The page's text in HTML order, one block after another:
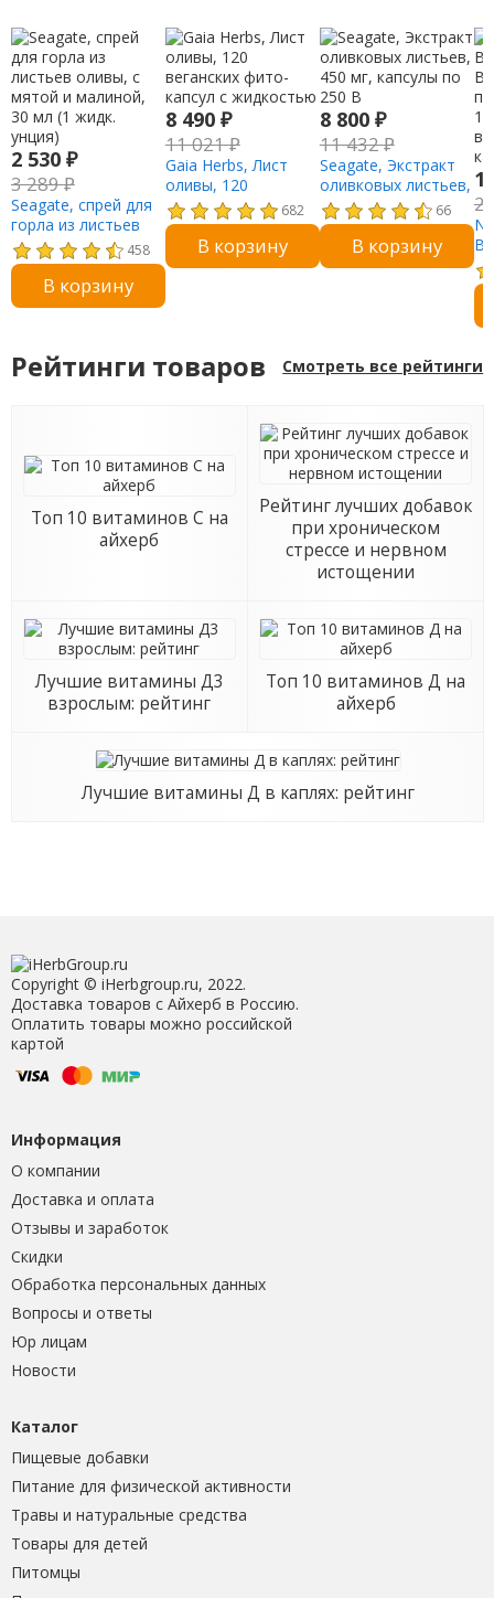
2 530 ₽
3 289₽
Seagate, спрей для
горла из листьев
оливы, с мятой и
малиной, 30 мл (1
жидк. унция)
458
В корзину
8 490 ₽
11 021₽
Gaia Herbs, Лист
оливы, 120
веганских фито-
капсул с жидкостью
682
В корзину
8 800 ₽
11 432₽
Seagate, Экстракт
оливковых листьев,
450 мг, капсулы по
250 В
66
В корзину
1
2
Рейтинги товаров Смотреть все рейтинги
Топ 10 витаминов С на
айхерб
Рейтинг лучших добавок
при хроническом
стрессе и нервном
истощении
Лучшие витамины Д3
взрослым: рейтинг
Топ 10 витаминов Д на
айхерб
Лучшие витамины Д в каплях: рейтинг
Copyright © iHerbgroup.ru, 2022.
Доставка товаров с Айхерб в Россию.
Оплатить товары можно российской
картой
Информация
О компании
Доставка и оплата
Отзывы и заработок
Скидки
Обработка персональных данных
Вопросы и ответы
Юр лицам
Новости
Каталог
Пищевые добавки
Питание для физической активности
Травы и натуральные средства
Товары для детей
Питомцы